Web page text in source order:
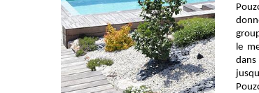
le
dans